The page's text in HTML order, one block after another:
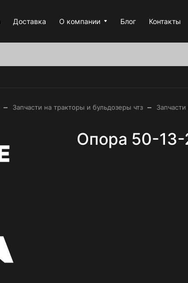
Доставка О компании Блог Контакты
– Запчасти на тракторы и бульдозеры чтз –
Опора 50-13-